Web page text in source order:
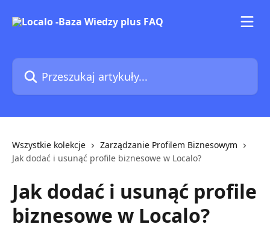
Przeszukaj artykuły...
Wszystkie kolekcje
Zarządzanie Profilem Biznesowym
Jak dodać i usunąć profile biznesowe w Localo?
Jak dodać i usunąć profile
biznesowe w Localo?